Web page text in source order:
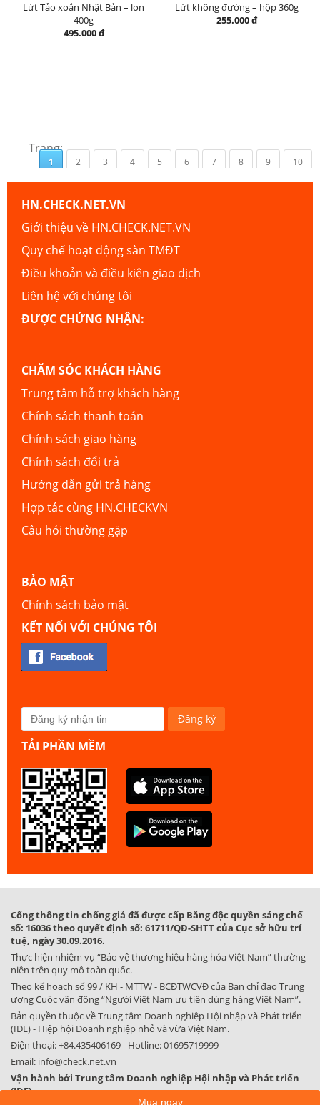
Lứt Tảo xoắn Nhật Bản – lon
400g
495.000 đ
Lứt không đường – hộp 360g
255.000 đ
Trang:
1 2 3 4 5 6 7 8 9 10
HN.CHECK.NET.VN
Giới thiệu về HN.CHECK.NET.VN
Quy chế hoạt động sàn TMĐT
Điều khoản và điều kiện giao dịch
Liên hệ với chúng tôi
ĐƯỢC CHỨNG NHẬN:
CHĂM SÓC KHÁCH HÀNG
Trung tâm hỗ trợ khách hàng
Chính sách thanh toán
Chính sách giao hàng
Chính sách đổi trả
Hướng dẫn gửi trả hàng
Hợp tác cùng HN.CHECKVN
Câu hỏi thường gặp
BẢO MẬT
Chính sách bảo mật
KẾT NỐI VỚI CHÚNG TÔI
TẢI PHẦN MỀM
Cổng thông tin chống giả đã được cấp Bằng độc quyền sáng chế
số: 16036 theo quyết định số: 61711/QĐ-SHTT của Cục sở hữu trí
tuệ, ngày 30.09.2016.
Thực hiện nhiệm vụ “Bảo vệ thương hiệu hàng hóa Việt Nam” thường
niên trên quy mô toàn quốc.
Theo kế hoạch số 99 / KH - MTTW - BCĐTWCVĐ của Ban chỉ đạo Trung
ương Cuộc vận động “Người Việt Nam ưu tiên dùng hàng Việt Nam”.
Bản quyền thuộc về Trung tâm Doanh nghiệp Hội nhập và Phát triển
(IDE) - Hiệp hội Doanh nghiệp nhỏ và vừa Việt Nam.
Điện thoại:+84.435406169- Hotline:01695719999
Email: info@check.net.vn
Vận hành bởi Trung tâm Doanh nghiệp Hội nhập và Phát triển
(IDE)